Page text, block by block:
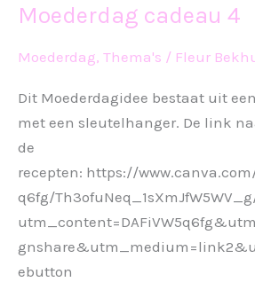
Moederdag cadeau 4
Moederdag, Thema's / Fleur
Dit Moederdagidee bestaat uit
met een sleutelhanger. De link
de
recepten: https://
q6fg/
ebutton